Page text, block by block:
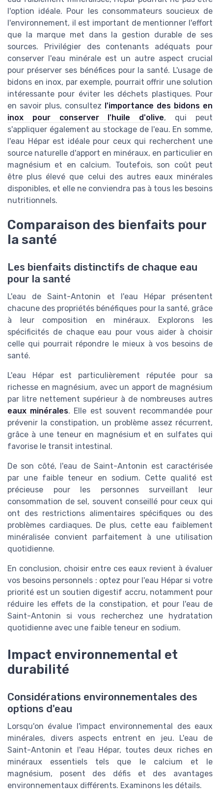
l'option idéale. Pour les consommateurs soucieux de
l'environnement, il est important de mentionner l'effort
que la marque met dans la gestion durable de ses
sources. Privilégier des contenants adéquats pour
conserver l'eau minérale est un autre aspect crucial
pour préserver ses bénéfices pour la santé. L'usage de
bidons en inox, par exemple, pourrait offrir une solution
intéressante pour éviter les déchets plastiques. Pour
en savoir plus, consultez l'importance des bidons en
inox pour conserver l'huile d'olive, qui peut
s'appliquer également au stockage de l'eau. En somme,
l'eau Hépar est idéale pour ceux qui recherchent une
source naturelle d'apport en minéraux, en particulier en
magnésium et en calcium. Toutefois, son coût peut
être plus élevé que celui des autres eaux minérales
disponibles, et elle ne conviendra pas à tous les besoins
nutritionnels.
Comparaison des bienfaits pour
la santé
Les bienfaits distinctifs de chaque eau
pour la santé
L'eau de Saint-Antonin et l'eau Hépar présentent
chacune des propriétés bénéfiques pour la santé, grâce
à leur composition en minéraux. Explorons les
spécificités de chaque eau pour vous aider à choisir
celle qui pourrait répondre le mieux à vos besoins de
santé.
L'eau Hépar est particulièrement réputée pour sa
richesse en magnésium, avec un apport de magnésium
par litre nettement supérieur à de nombreuses autres
eaux minérales. Elle est souvent recommandée pour
prévenir la constipation, un problème assez récurrent,
grâce à une teneur en magnésium et en sulfates qui
favorise le transit intestinal.
De son côté, l'eau de Saint-Antonin est caractérisée
par une faible teneur en sodium. Cette qualité est
précieuse pour les personnes surveillant leur
consommation de sel, souvent conseillé pour ceux qui
ont des restrictions alimentaires spécifiques ou des
problèmes cardiaques. De plus, cette eau faiblement
minéralisée convient parfaitement à une utilisation
quotidienne.
En conclusion, choisir entre ces eaux revient à évaluer
vos besoins personnels : optez pour l'eau Hépar si votre
priorité est un soutien digestif accru, notamment pour
réduire les effets de la constipation, et pour l'eau de
Saint-Antonin si vous recherchez une hydratation
quotidienne avec une faible teneur en sodium.
Impact environnemental et
durabilité
Considérations environnementales des
options d'eau
Lorsqu'on évalue l'impact environnemental des eaux
minérales, divers aspects entrent en jeu. L'eau de
Saint-Antonin et l'eau Hépar, toutes deux riches en
minéraux essentiels tels que le calcium et le
magnésium, posent des défis et des avantages
environnementaux différents. Examinons les détails.